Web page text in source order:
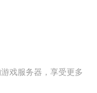
戏服务器，享受更多